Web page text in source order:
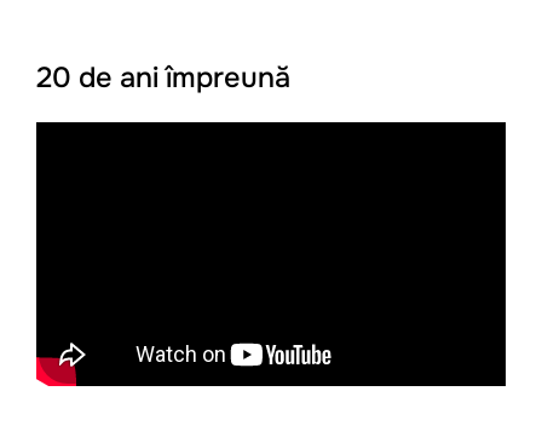
20 de ani împreună